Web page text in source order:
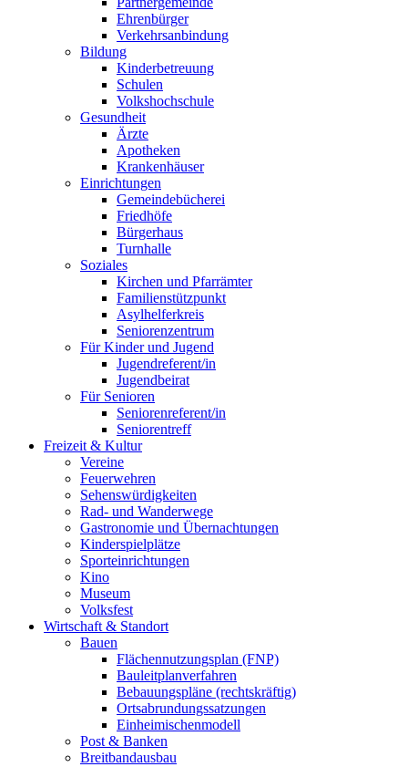
Ehrenbürger
Verkehrsanbindung
Bildung
Kinderbetreuung
Schulen
Volkshochschule
Gesundheit
Ärzte
Apotheken
Krankenhäuser
Einrichtungen
Gemeindebücherei
Friedhöfe
Bürgerhaus
Turnhalle
Soziales
Kirchen und Pfarrämter
Familienstützpunkt
Asylhelferkreis
Seniorenzentrum
Für Kinder und Jugend
Jugendreferent/in
Jugendbeirat
Für Senioren
Seniorenreferent/in
Seniorentreff
Freizeit & Kultur
Vereine
Feuerwehren
Sehenswürdigkeiten
Rad- und Wanderwege
Gastronomie und Übernachtungen
Kinderspielplätze
Sporteinrichtungen
Kino
Museum
Volksfest
Wirtschaft & Standort
Bauen
Flächennutzungsplan (FNP)
Bauleitplanverfahren
Bebauungspläne (rechtskräftig)
Ortsabrundungssatzungen
Einheimischenmodell
Post & Banken
Breitbandausbau